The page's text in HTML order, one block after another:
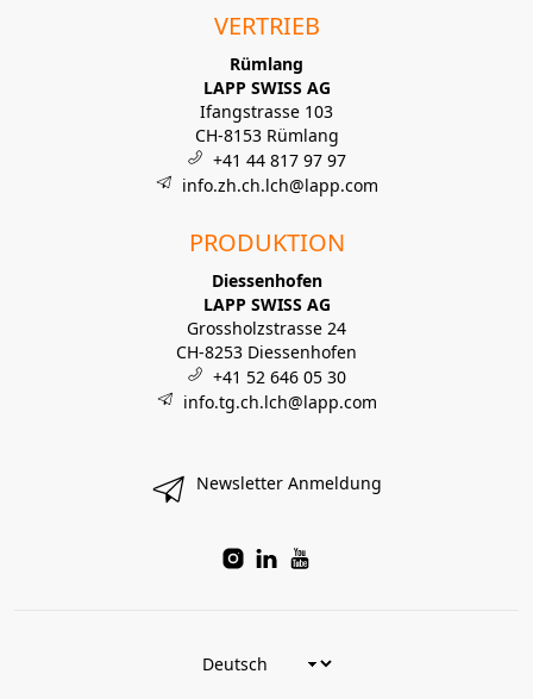
VERTRIEB
Rümlang
LAPP SWISS AG
Ifangstrasse 103
CH-8153 Rümlang
+41 44 817 97 97
info.zh.ch.lch@lapp.com
PRODUKTION
Diessenhofen
LAPP SWISS AG
Grossholzstrasse 24
CH-8253 Diessenhofen
+41 52 646 05 30
info.tg.ch.lch@lapp.com
Newsletter Anmeldung